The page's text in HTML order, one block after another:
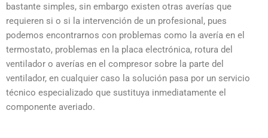
bastante simples, sin embargo existen otras averías que
requieren si o si la intervención de un profesional, pues
podemos encontrarnos con problemas como la avería en el
termostato, problemas en la placa electrónica, rotura del
ventilador o averías en el compresor sobre la parte del
ventilador, en cualquier caso la solución pasa por un servicio
técnico especializado que sustituya inmediatamente el
componente averiado.